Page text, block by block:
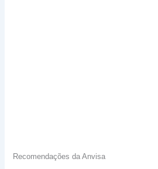
Recomendações da Anvisa